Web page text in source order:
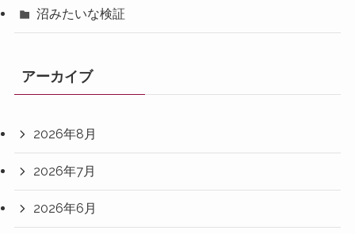
沼みたいな検証
アーカイブ
2026年8月
2026年7月
2026年6月